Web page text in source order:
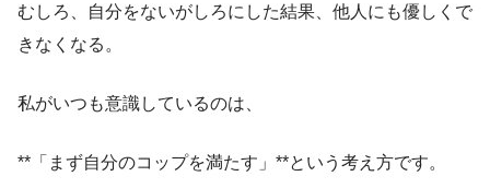
むしろ、自分をないがしろにした結果、他人にも優しくで
きなくなる。
私がいつも意識しているのは、
**「まず自分のコップを満たす」**という考え方です。